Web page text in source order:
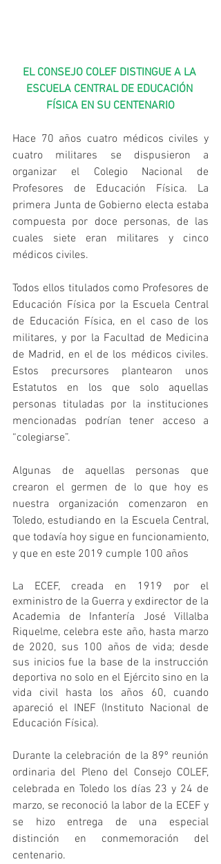
EL CONSEJO COLEF DISTINGUE A LA
ESCUELA CENTRAL DE EDUCACIÓN
FÍSICA EN SU CENTENARIO
Hace 70 años cuatro médicos civiles y
cuatro militares se dispusieron a
organizar el Colegio Nacional de
Profesores de Educación Física. La
primera Junta de Gobierno electa estaba
compuesta por doce personas, de las
cuales siete eran militares y cinco
médicos civiles.
Todos ellos titulados como Profesores de
Educación Física por la Escuela Central
de Educación Física, en el caso de los
militares, y por la Facultad de Medicina
de Madrid, en el de los médicos civiles.
Estos precursores plantearon unos
Estatutos en los que solo aquellas
personas tituladas por la instituciones
mencionadas podrían tener acceso a
“colegiarse”.
Algunas de aquellas personas que
crearon el germen de lo que hoy es
nuestra organización comenzaron en
Toledo, estudiando en la Escuela Central,
que todavía hoy sigue en funcionamiento,
y que en este 2019 cumple 100 años
La ECEF, creada en 1919 por el
exministro de la Guerra y exdirector de la
Academia de Infantería José Villalba
Riquelme, celebra este año, hasta marzo
de 2020, sus 100 años de vida; desde
sus inicios fue la base de la instrucción
deportiva no solo en el Ejército sino en la
vida civil hasta los años 60, cuando
apareció el INEF (Instituto Nacional de
Educación Física).
Durante la celebración de la 89º reunión
ordinaria del Pleno del Consejo COLEF,
celebrada en Toledo los días 23 y 24 de
marzo, se reconoció la labor de la ECEF y
se hizo entrega de una especial
distinción en conmemoración del
centenario.